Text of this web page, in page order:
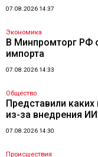
07.08.2026 14:37
Экономика
В Минпромторг РФ
импорта
07.08.2026 14:33
Общество
Представили
из-за внедрения
07.08.2026 14:30
Происшествия